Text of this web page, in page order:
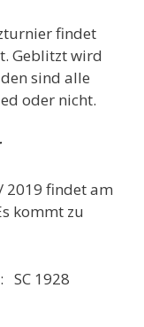
findet
Geblitzt wird
sind alle
oder nicht.
2019 findet am
kommt zu
SC 1928